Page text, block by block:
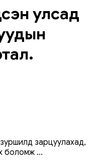
улсад
зарцуулахад,
боломж ...